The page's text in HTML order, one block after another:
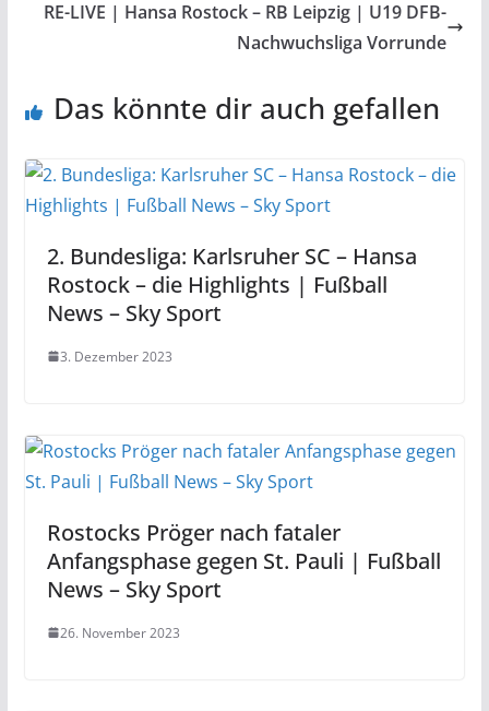
RE-LIVE | Hansa Rostock – RB Leipzig | U19 DFB-
Nachwuchsliga Vorrunde
Das könnte dir auch gefallen
2. Bundesliga: Karlsruher SC – Hansa
Rostock – die Highlights | Fußball
News – Sky Sport
3. Dezember 2023
Rostocks Pröger nach fataler
Anfangsphase gegen St. Pauli | Fußball
News – Sky Sport
26. November 2023